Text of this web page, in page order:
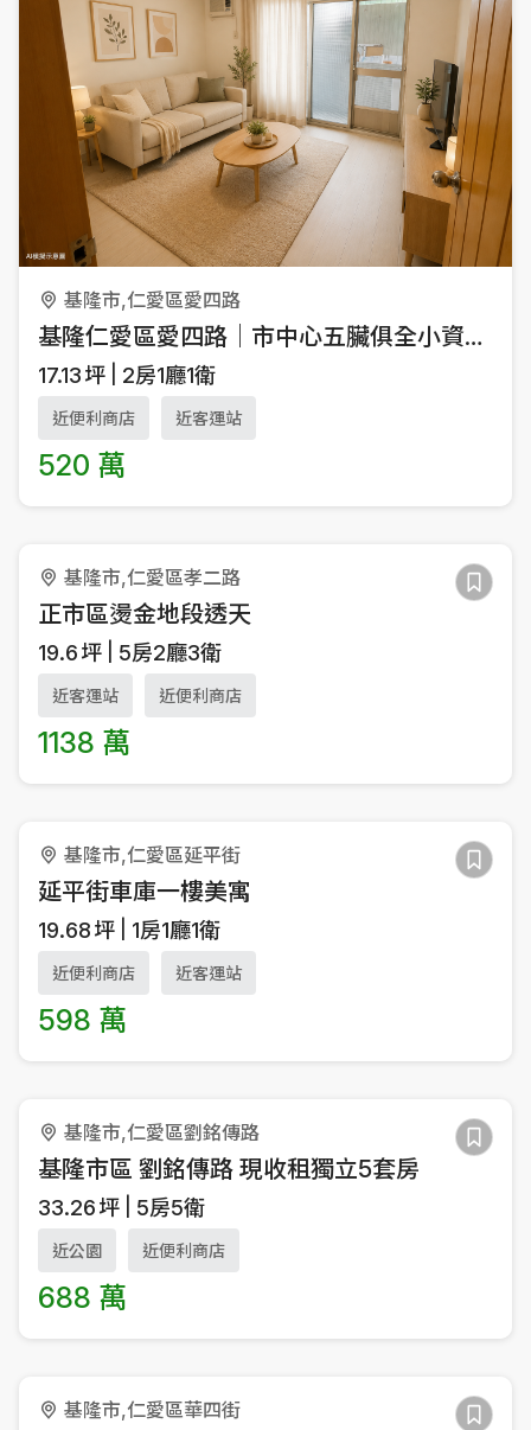
基隆市,仁愛區愛四路
基隆仁愛區愛四路｜市中心五臟俱全小資宅|裝潢為AI模擬示意圖
17.13坪 2房1廳1衛
近便利商店 近客運站
520 萬
基隆市,仁愛區孝二路
正市區燙金地段透天
19.6坪 5房2廳3衛
近客運站 近便利商店
1138 萬
基隆市,仁愛區延平街
延平街車庫一樓美寓
19.68坪 1房1廳1衛
近便利商店 近客運站
598 萬
基隆市,仁愛區劉銘傳路
基隆市區 劉銘傳路 現收租獨立5套房
33.26坪 5房5衛
近公園 近便利商店
688 萬
基隆市,仁愛區華四街